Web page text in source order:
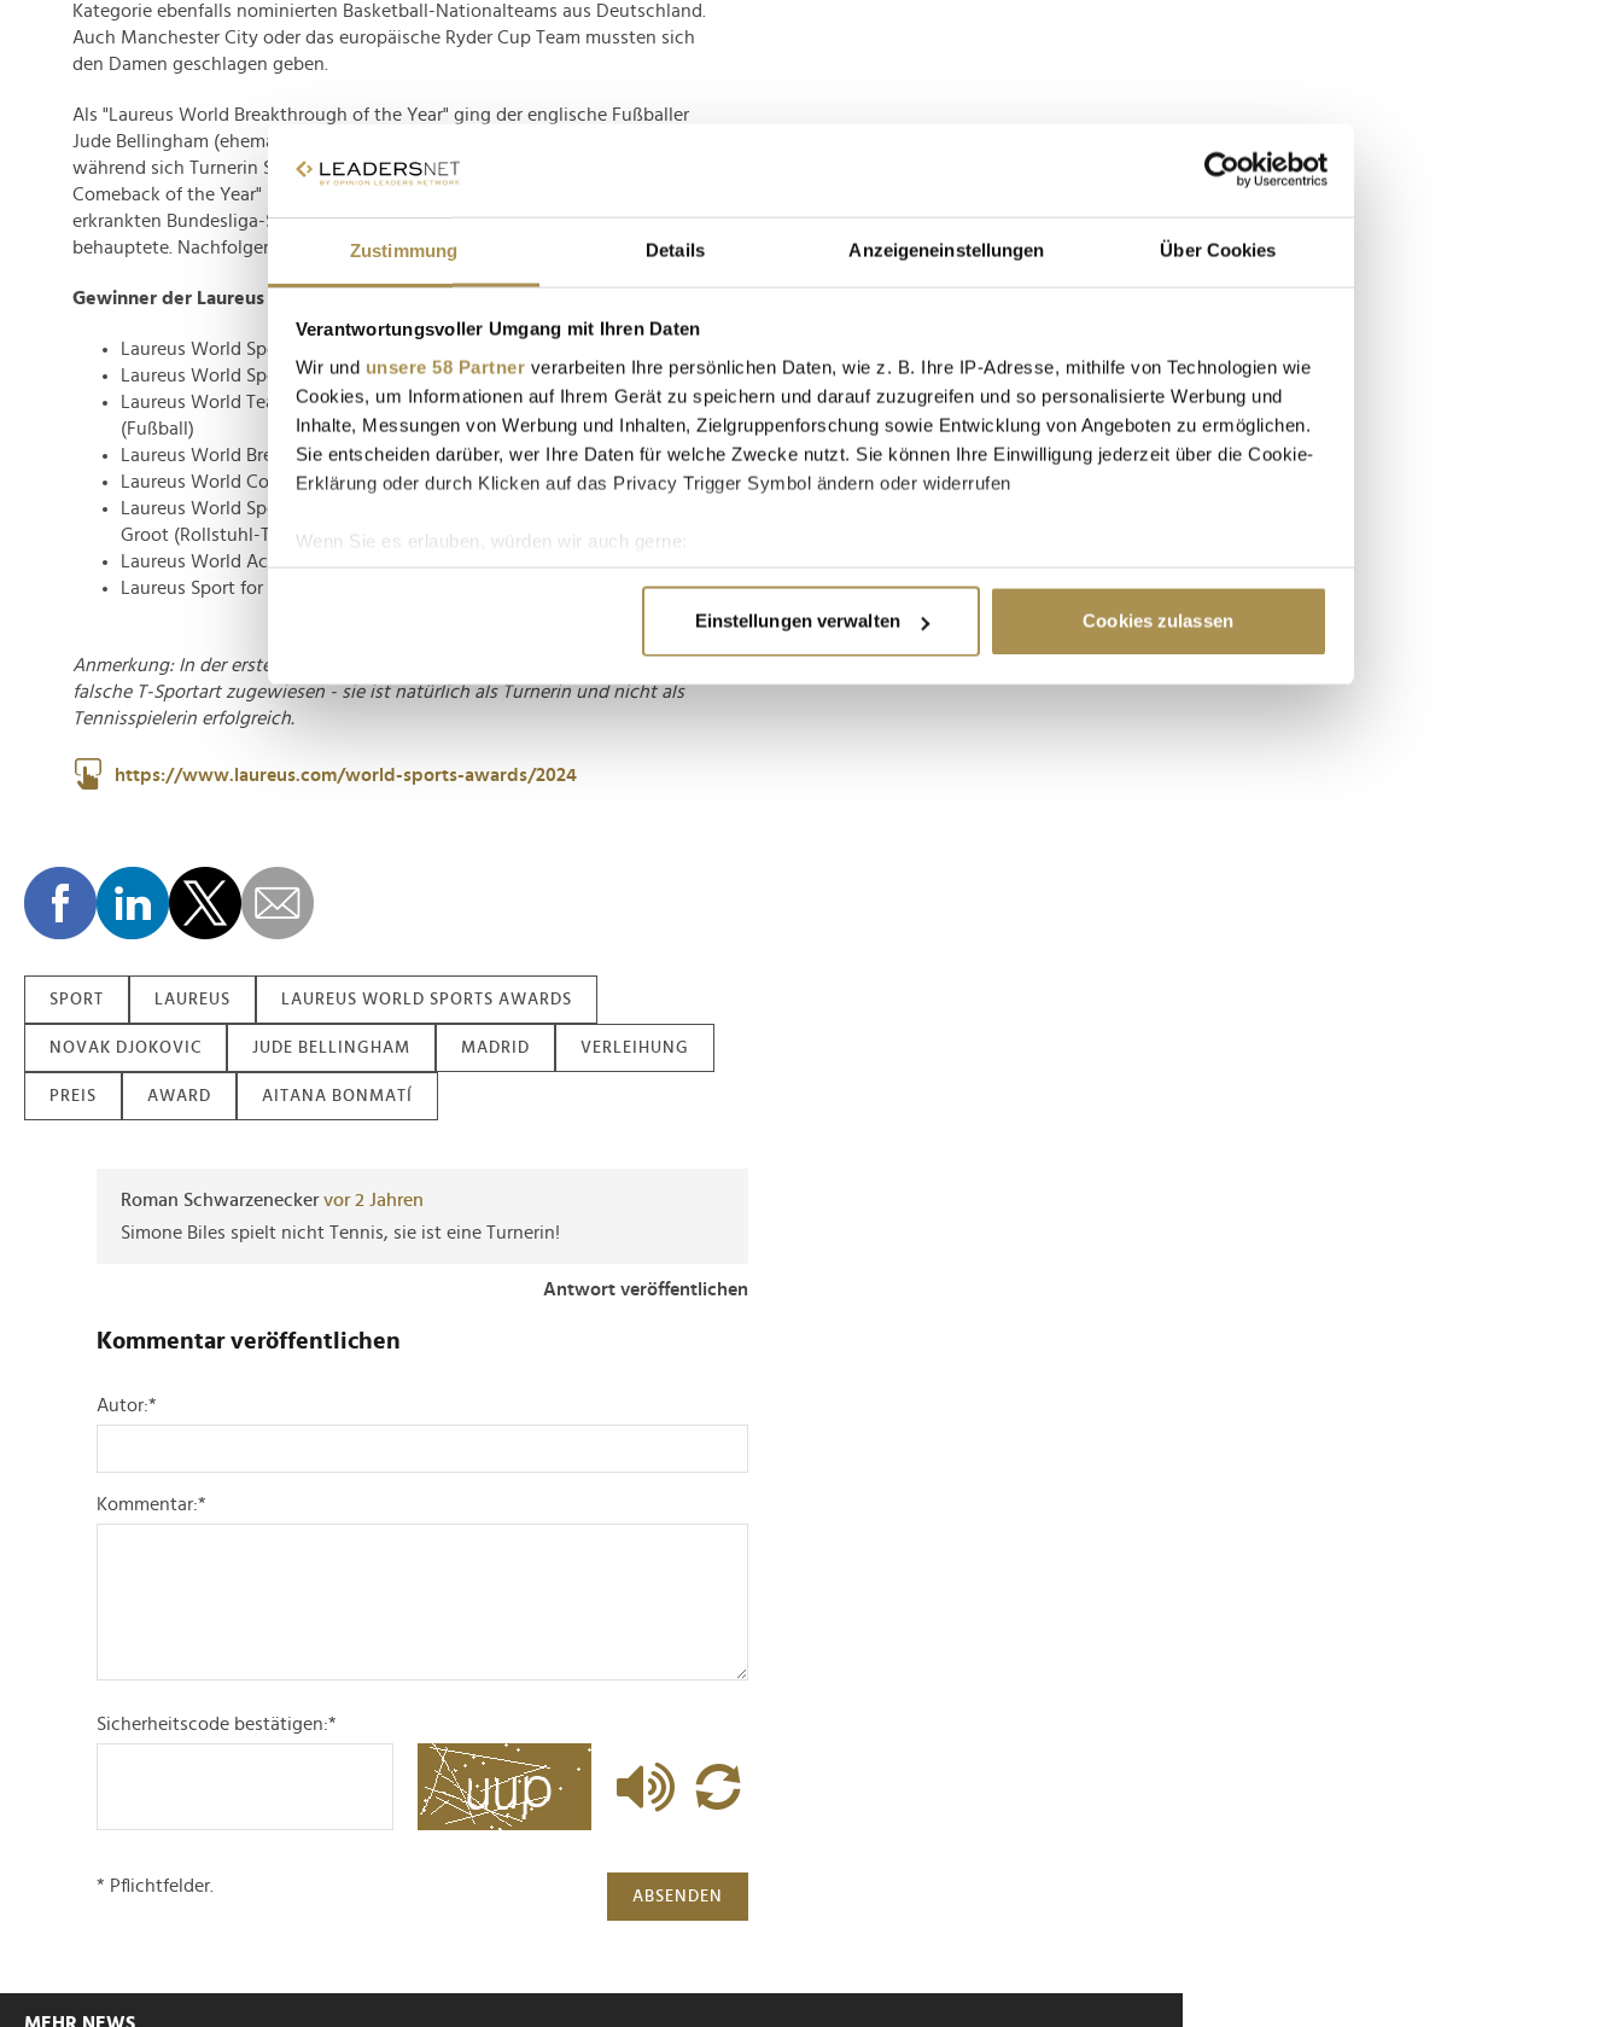
Zustimmung Details Anzeigeneinstellungen Über Cookies
Verantwortungsvoller Umgang mit Ihren Daten
Wir und unsere 58 Partner verarbeiten Ihre persönlichen Daten, wie z. B. Ihre IP-Adresse, mithilfe von Technologien wie
Cookies, um Informationen auf Ihrem Gerät zu speichern und darauf zuzugreifen und so personalisierte Werbung und
Inhalte, Messungen von Werbung und Inhalten, Zielgruppenforschung sowie Entwicklung von Angeboten zu ermöglichen.
Sie entscheiden darüber, wer Ihre Daten für welche Zwecke nutzt. Sie können Ihre Einwilligung jederzeit über die Cookie-
Erklärung oder durch Klicken auf das Privacy Trigger Symbol ändern oder widerrufen
Wenn Sie es erlauben, würden wir auch gerne:
Informationen über Ihre geografische Lage erfassen, welche bis auf einige Meter genau sein können
Erfahren Sie mehr darüber, wie Ihre persönlichen Daten verarbeitet werden, und legen Sie Ihre Präferenzen im
Website an unsere Partner für soziale Medien, Werbung und Analysen weiter. Unsere Partner führen diese Informationen
Einstellungen verwalten Cookies zulassen
Kategorie ebenfalls nominierten Basketball-Nationalteams aus Deutschland.
Auch Manchester City oder das europäische Ryder Cup Team mussten sich
den Damen geschlagen geben.
Als "Laureus World Breakthrough of the Year" ging der englische Fußballer
Jude Bellingham (ehemals Dortmund, inzwischen Real Madrid) vom Platz,
während sich Turnerin Simone Biles in der Kategorie "Laureus World
Comeback of the Year" unter anderem gegen den zwischenzeitlich an Krebs
erkrankten Bundesliga-Star und Africa-Cup-Gewinner Sebastien Haller
behauptete. Nachfolgend alle...
Gewinner der Laureus World Sports Awards im Überblick
Laureus World Sportsman of the Year: Novak Djokovic (Tennis)
Laureus World Sportswoman of the Year: Aitana Bonmatí (Fußball)
Laureus World Team of the Year: Spanische Frauen-Nationalmannschaft
(Fußball)
Laureus World Breakthrough of the Year: Jude Bellingham (Fußball)
Laureus World Comeback of the Year: Simone Biles (Turnen)
Laureus World Sportsperson of the Year with a Disability: Diede de
Groot (Rollstuhl-Tennis)
Laureus World Action Sportsperson of the Year: Arisa Trew (Skateboard)
Laureus Sport for Good: Fundacion Rafa Nadal
Anmerkung: In der ersten Version dieses Beitrags haben wir Simone Biles die
falsche T-Sportart zugewiesen - sie ist natürlich als Turnerin und nicht als
Tennisspielerin erfolgreich.
https://www.laureus.com/world-sports-awards/2024
SPORT LAUREUS LAUREUS WORLD SPORTS AWARDS
NOVAK DJOKOVIC JUDE BELLINGHAM MADRID VERLEIHUNG
PREIS AWARD AITANA BONMATÍ
Roman Schwarzenecker vor 2 Jahren
Simone Biles spielt nicht Tennis, sie ist eine Turnerin!
Antwort veröffentlichen
Kommentar veröffentlichen
Autor:*
Kommentar:*
Sicherheitscode bestätigen:*
ABSENDEN
* Pflichtfelder.